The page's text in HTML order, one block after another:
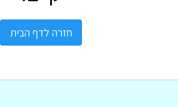
חזרה לדף הבית